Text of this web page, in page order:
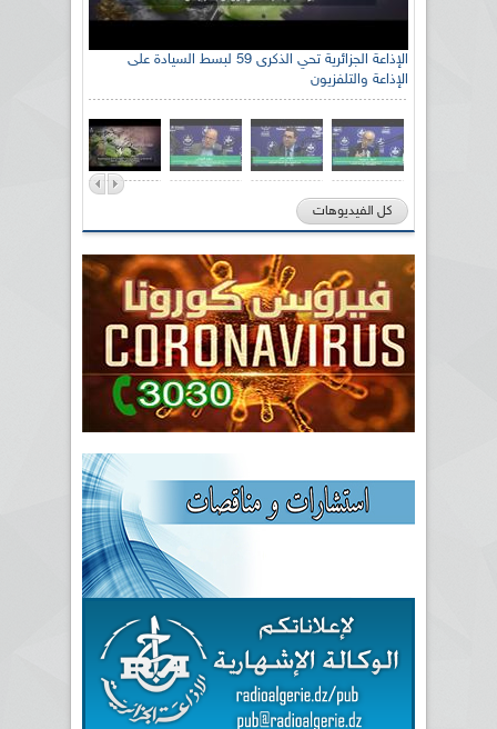
الإذاعة الجزائرية تحي الذكرى 59 لبسط السيادة على
الإذاعة والتلفزيون
كل الفيديوهات